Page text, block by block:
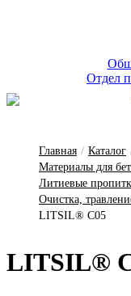
Отдел
Главная / Каталог
Материалы для
Литиевые
Очистка,
LITSIL® C05
LITSIL®